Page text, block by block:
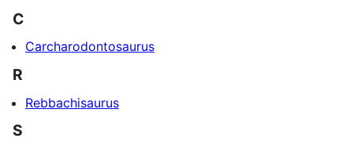
C
Carcharodontosaurus
R
Rebbachisaurus
S